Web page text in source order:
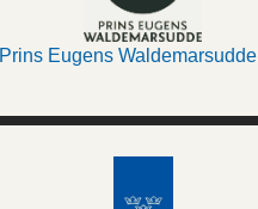
Prins Eugens Waldemarsudde